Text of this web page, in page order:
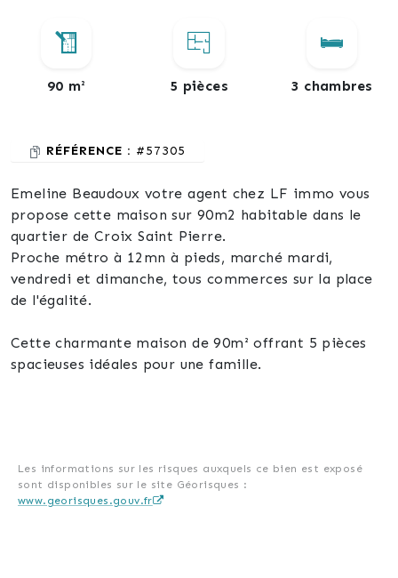
90 m² 5 pièces 3 chambres
RÉFÉRENCE : #57305
Emeline Beaudoux votre agent chez LF immo vous
propose cette maison sur 90m2 habitable dans le
quartier de Croix Saint Pierre.
Proche métro à 12mn à pieds, marché mardi,
vendredi et dimanche, tous commerces sur la place
de l'égalité.
Cette charmante maison de 90m² offrant 5 pièces
spacieuses idéales pour une famille.
Profitez d'un espace de vie lumineux et convivial,
Les informations sur les risques auxquels ce bien est exposé
sont disponibles sur le site Géorisques :
www.georisques.gouv.fr